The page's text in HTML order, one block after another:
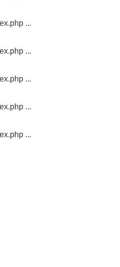
...
...
...
...
...